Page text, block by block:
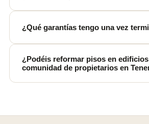
¿Qué garantías tengo una vez
¿Podéis reformar pisos en
comunidad de propietarios en